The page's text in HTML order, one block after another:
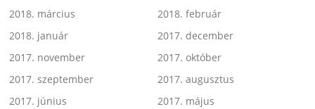
2018. március
2018. február
2018. január
2017. december
2017. november
2017. október
2017. szeptember
2017. augusztus
2017. június
2017. május